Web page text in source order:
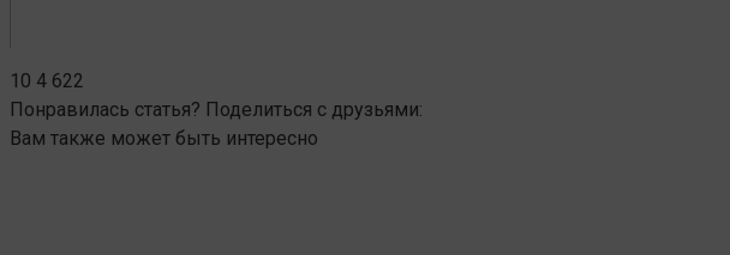
10 4 622
Понравилась статья? Поделиться с друзьями:
Вам также может быть интересно